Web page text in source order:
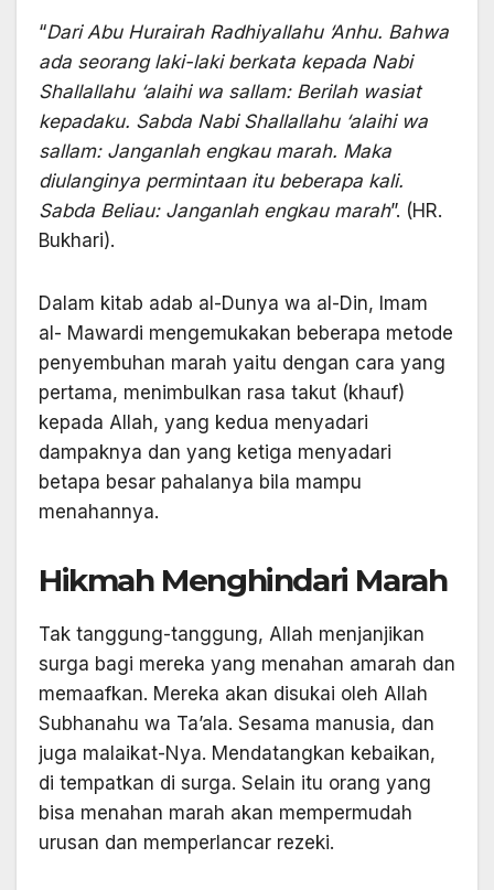
“Dari Abu Hurairah Radhiyallahu ‘Anhu. Bahwa
ada seorang laki-laki berkata kepada Nabi
Shallallahu ‘alaihi wa sallam: Berilah wasiat
kepadaku. Sabda Nabi Shallallahu ‘alaihi wa
sallam: Janganlah engkau marah. Maka
diulanginya permintaan itu beberapa kali.
Sabda Beliau: Janganlah engkau marah”. (HR.
Bukhari).
Dalam kitab adab al-Dunya wa al-Din, Imam
al- Mawardi mengemukakan beberapa metode
penyembuhan marah yaitu dengan cara yang
pertama, menimbulkan rasa takut (khauf)
kepada Allah, yang kedua menyadari
dampaknya dan yang ketiga menyadari
betapa besar pahalanya bila mampu
menahannya.
Hikmah Menghindari Marah
Tak tanggung-tanggung, Allah menjanjikan
surga bagi mereka yang menahan amarah dan
memaafkan. Mereka akan disukai oleh Allah
Subhanahu wa Ta’ala. Sesama manusia, dan
juga malaikat-Nya. Mendatangkan kebaikan,
di tempatkan di surga. Selain itu orang yang
bisa menahan marah akan mempermudah
urusan dan memperlancar rezeki.